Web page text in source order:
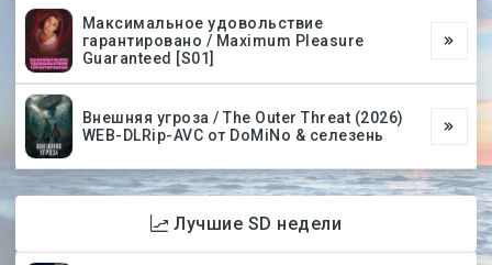
Максимальное удовольствие
гарантировано / Maximum Pleasure
Guaranteed [S01]
Внешняя угроза / The Outer Threat (2026)
WEB-DLRip-AVC от DoMiNo & селезень
Лучшие SD недели